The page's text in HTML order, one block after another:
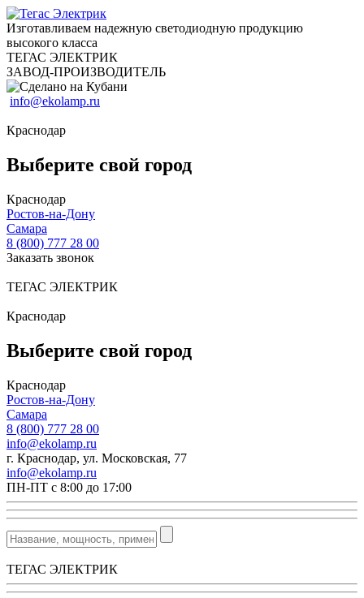
Изготавливаем надежную светодиодную продукцию
высокого класса
ТЕГАС ЭЛЕКТРИК
ЗАВОД-ПРОИЗВОДИТЕЛЬ
info@ekolamp.ru
Краснодар
Выберите свой город
Краснодар
Ростов-на-Дону
Самара
8 (800) 777 28 00
Заказать звонок
ТЕГАС ЭЛЕКТРИК
Краснодар
Выберите свой город
Краснодар
Ростов-на-Дону
Самара
8 (800) 777 28 00
info@ekolamp.ru
г. Краснодар, ул. Московская, 77
info@ekolamp.ru
ПН-ПТ с 8:00 до 17:00
ТЕГАС ЭЛЕКТРИК